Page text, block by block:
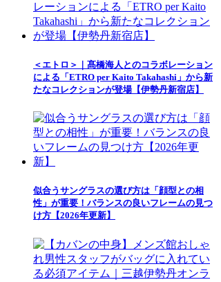
＜エトロ＞｜髙橋海人とのコラボレーション
による「ETRO per Kaito Takahashi」から新
たなコレクションが登場【伊勢丹新宿店】
似合うサングラスの選び方は「顔型との相
性」が重要！バランスの良いフレームの見つ
け方【2026年更新】